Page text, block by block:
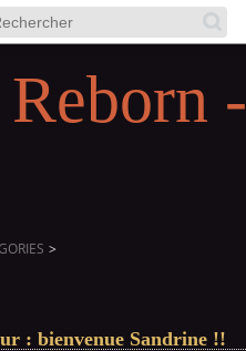
-
>
: bienvenue Sandrine !!